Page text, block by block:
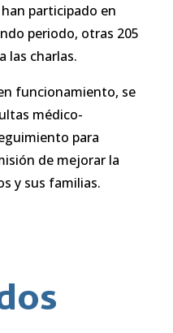
participado en
periodo, otras 205
las charlas.
funcionamiento, se
médico-
para
de mejorar la
y sus familias.